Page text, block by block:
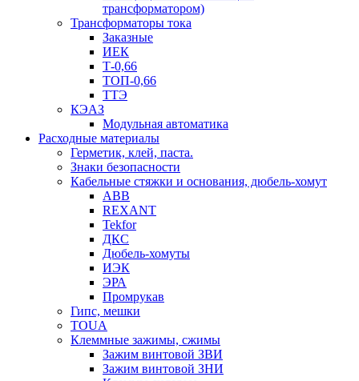
трансформатором)
Трансформаторы тока
Заказные
ИЕК
Т-0,66
ТОП-0,66
ТТЭ
КЭАЗ
Модульная автоматика
Расходные материалы
Герметик, клей, паста.
Знаки безопасности
Кабельные стяжки и основания, дюбель-хомут
ABB
REXANT
Tekfor
ДКС
Дюбель-хомуты
ИЭК
ЭРА
Промрукав
Гипс, мешки
TOUA
Клеммные зажимы, сжимы
Зажим винтовой ЗВИ
Зажим винтовой ЗНИ